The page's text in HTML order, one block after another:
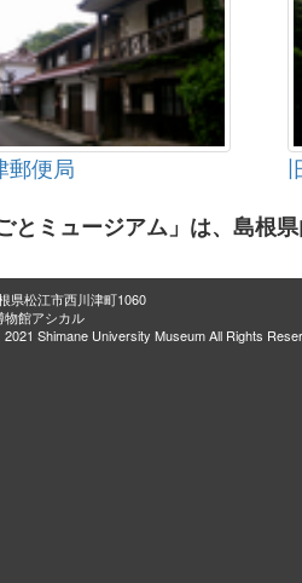
郵便局
とミュージアム」は、島根
県松江市西川津町1060
物館アシカル
Shimane University Museum All Rights